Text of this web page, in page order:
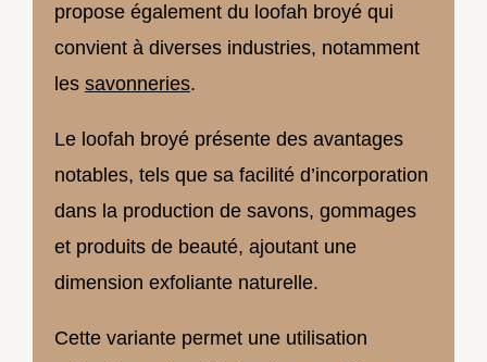
propose également du loofah broyé qui
convient à diverses industries, notamment
les savonneries.
Le loofah broyé présente des avantages
notables, tels que sa facilité d’incorporation
dans la production de savons, gommages
et produits de beauté, ajoutant une
dimension exfoliante naturelle.
Cette variante permet une utilisation